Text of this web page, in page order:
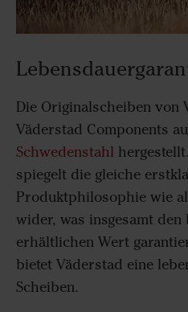
Die Originalscheiben von
Väderstad Components
Schwedenstahl
spiegelt die gleiche
Produktphilosophie wie
wider, was insgesamt
erhältlichen Wert
bietet Väderstad eine
Scheiben.